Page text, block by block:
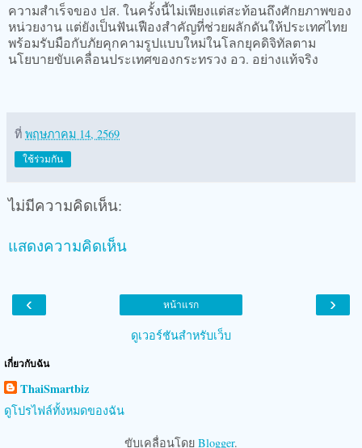
ความสำเร็จของ ปส. ในครั้งนี้ไม่เพียงแต่สะท้อนถึงศักยภาพของ
หน่วยงาน แต่ยังเป็นฟันเฟืองสำคัญที่ช่วยผลักดันให้ประเทศไทย
พร้อมรับมือกับภัยคุกคามรูปแบบใหม่ในโลกยุคดิจิทัลตาม
นโยบายขับเคลื่อนประเทศของกระทรวง อว. อย่างแท้จริง
ที่ พฤษภาคม 14, 2569
ใช้ร่วมกัน
ไม่มีความคิดเห็น:
แสดงความคิดเห็น
‹ ›
หน้าแรก
ดูเวอร์ชันสำหรับเว็บ
เกี่ยวกับฉัน
ThaiSmartbiz
ดูโปรไฟล์ทั้งหมดของฉัน
ขับเคลื่อนโดย Blogger.